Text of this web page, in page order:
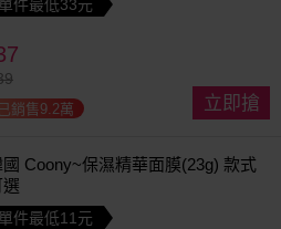
(1包入) 款式可選
單件最低33元
銷售9.2萬 立即搶
國 Coony~保濕精華面膜(23g) 款式
選
單件最低11元